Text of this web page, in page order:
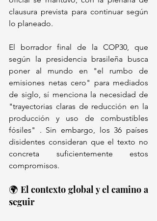
clausura prevista para continuar según
lo planeado.
El borrador final de la COP30, que
según la presidencia brasileña busca
poner al mundo en "el rumbo de
emisiones netas cero" para mediados
de siglo, sí menciona la necesidad de
"trayectorias claras de reducción en la
producción y uso de combustibles
fósiles" . Sin embargo, los 36 países
disidentes consideran que el texto no
concreta suficientemente estos
compromisos.
🌍 El contexto global y el camino a
seguir